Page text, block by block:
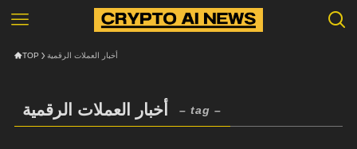
TOP أخبار العملات الرقمية
أخبار العملات الرقمية – tag –